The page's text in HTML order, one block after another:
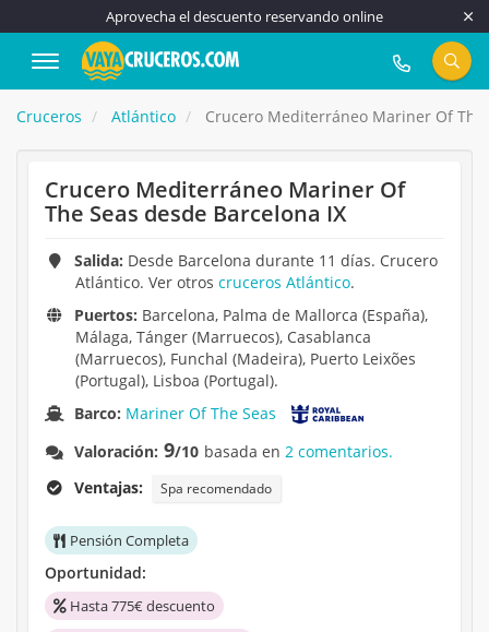
Aprovecha el descuento reservando online
917 815 555
Cruceros Atlántico Crucero Mediterráneo Mariner Of The
Crucero Mediterráneo Mariner Of
The Seas desde Barcelona IX
Salida: Desde Barcelona durante 11 días. Crucero
Atlántico. Ver otros cruceros Atlántico.
Puertos: Barcelona, Palma de Mallorca (España),
Málaga, Tánger (Marruecos), Casablanca
(Marruecos), Funchal (Madeira), Puerto Leixões
(Portugal), Lisboa (Portugal).
Barco: Mariner Of The Seas
Valoración: 9/10 basada en2 comentarios.
Ventajas:
Spa recomendado
Pensión Completa
Oportunidad:
Hasta 775€ descuento